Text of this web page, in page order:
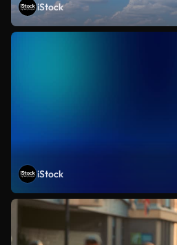
iStock
iStock